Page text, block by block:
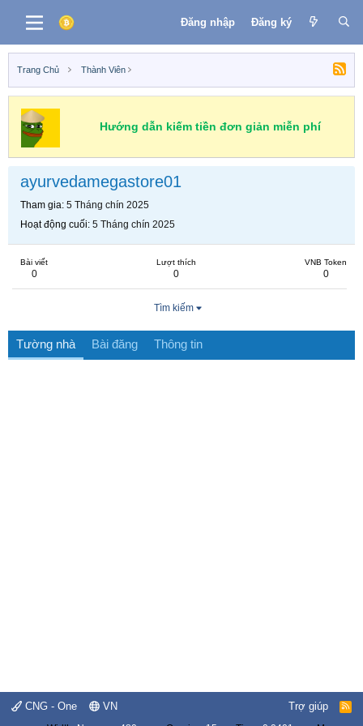
Đăng nhập Đăng ký
Trang Chủ Thành Viên
Hướng dẫn kiếm tiền đơn giản miễn phí
ayurvedamegastore01
Tham gia 5 Tháng chín 2025
Hoạt động cuối 5 Tháng chín 2025
Bài viết
0
Lượt thích
0
VNB Token
0
Tìm kiếm
Tường nhà Bài đăng Thông tin
CNG - One VN Trợ giúp
R